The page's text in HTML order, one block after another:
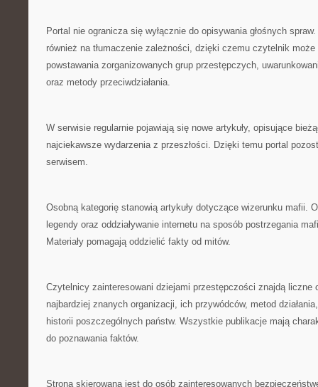
Portal nie ogranicza się wyłącznie do opisywania głośnych
również na tłumaczenie zależności, dzięki czemu czytelnik
powstawania zorganizowanych grup przestępczych,
oraz metody przeciwdziałania.
W serwisie regularnie pojawiają się nowe artykuły, opisujące
najciekawsze wydarzenia z przeszłości. Dzięki temu portal
serwisem.
Osobną kategorię stanowią artykuły dotyczące wizerunku mafii.
legendy oraz oddziaływanie internetu na sposób postrzegania
Materiały pomagają oddzielić fakty od mitów.
Czytelnicy zainteresowani dziejami przestępczości znajdą liczne
najbardziej znanych organizacji, ich przywódców, metod
historii poszczególnych państw. Wszystkie publikacje mają
do poznawania faktów.
Strona skierowana jest do osób zainteresowanych